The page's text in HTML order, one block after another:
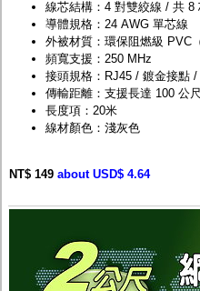
線芯結構：4 對雙絞線 / 共 8
導體規格：24 AWG 單芯線
外被材質：環保阻燃級 PVC
頻寬支援：250 MHz
接頭規格：RJ45 / 鍍金接點
傳輸距離：支援長達 100 公
長度項：20米
線材顏色：淺灰色
NT$ 149 about USD$ 4.64